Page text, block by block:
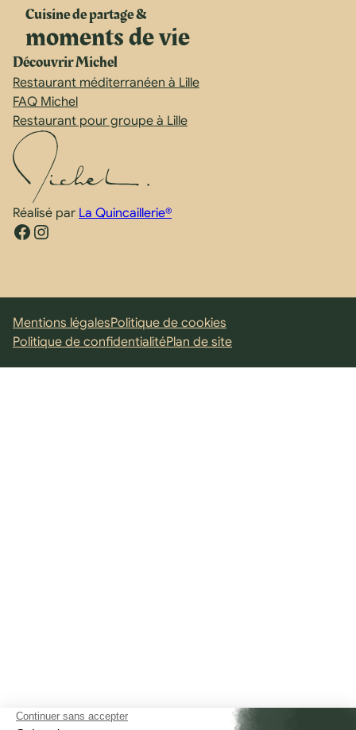
Cuisine de partage &
moments de vie
Découvrir Michel
Restaurant méditerranéen à Lille
FAQ Michel
Restaurant pour groupe à Lille
Réalisé par La Quincaillerie®
Facebook Instagram
Mentions légalesPolitique de cookies
Politique de confidentialitéPlan de site